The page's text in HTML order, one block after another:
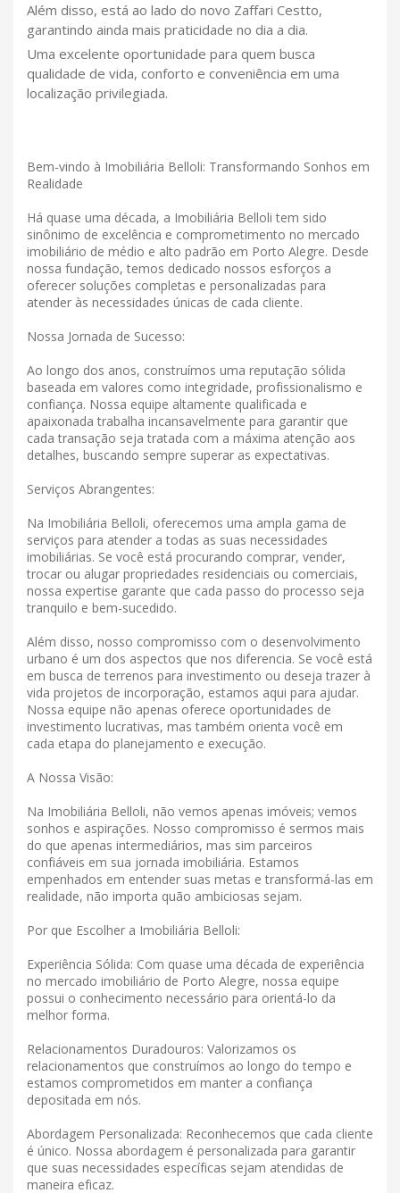
Além disso, está ao lado do novo Zaffari Cestto,
garantindo ainda mais praticidade no dia a dia.
Uma excelente oportunidade para quem busca
qualidade de vida, conforto e conveniência em uma
localização privilegiada.
Bem-vindo à Imobiliária Belloli: Transformando Sonhos em
Realidade
Há quase uma década, a Imobiliária Belloli tem sido
sinônimo de excelência e comprometimento no mercado
imobiliário de médio e alto padrão em Porto Alegre. Desde
nossa fundação, temos dedicado nossos esforços a
oferecer soluções completas e personalizadas para
atender às necessidades únicas de cada cliente.
Nossa Jornada de Sucesso:
Ao longo dos anos, construímos uma reputação sólida
baseada em valores como integridade, profissionalismo e
confiança. Nossa equipe altamente qualificada e
apaixonada trabalha incansavelmente para garantir que
cada transação seja tratada com a máxima atenção aos
detalhes, buscando sempre superar as expectativas.
Serviços Abrangentes:
Na Imobiliária Belloli, oferecemos uma ampla gama de
serviços para atender a todas as suas necessidades
imobiliárias. Se você está procurando comprar, vender,
trocar ou alugar propriedades residenciais ou comerciais,
nossa expertise garante que cada passo do processo seja
tranquilo e bem-sucedido.
Além disso, nosso compromisso com o desenvolvimento
urbano é um dos aspectos que nos diferencia. Se você está
em busca de terrenos para investimento ou deseja trazer à
vida projetos de incorporação, estamos aqui para ajudar.
Nossa equipe não apenas oferece oportunidades de
investimento lucrativas, mas também orienta você em
cada etapa do planejamento e execução.
A Nossa Visão:
Na Imobiliária Belloli, não vemos apenas imóveis; vemos
sonhos e aspirações. Nosso compromisso é sermos mais
do que apenas intermediários, mas sim parceiros
confiáveis ​​em sua jornada imobiliária. Estamos
empenhados em entender suas metas e transformá-las em
realidade, não importa quão ambiciosas sejam.
Por que Escolher a Imobiliária Belloli:
Experiência Sólida: Com quase uma década de experiência
no mercado imobiliário de Porto Alegre, nossa equipe
possui o conhecimento necessário para orientá-lo da
melhor forma.
Relacionamentos Duradouros: Valorizamos os
relacionamentos que construímos ao longo do tempo e
estamos comprometidos em manter a confiança
depositada em nós.
Abordagem Personalizada: Reconhecemos que cada cliente
é único. Nossa abordagem é personalizada para garantir
que suas necessidades específicas sejam atendidas de
maneira eficaz.